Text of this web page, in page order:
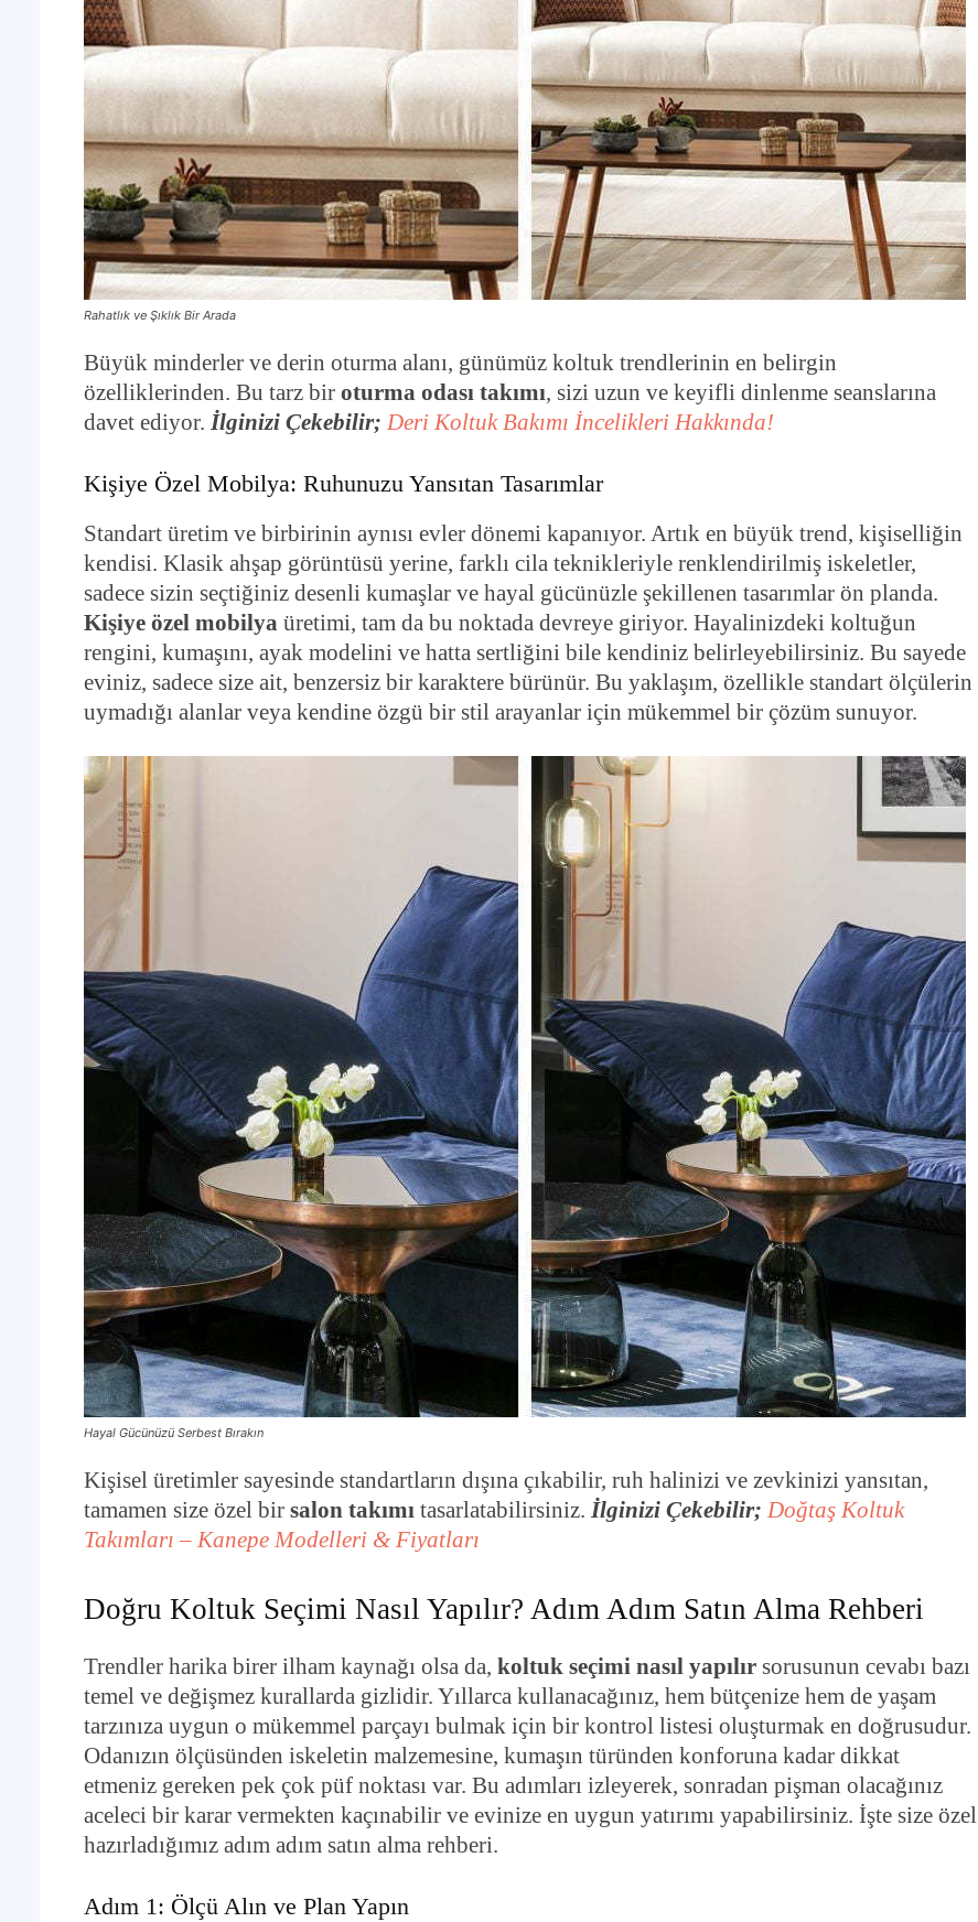
Rahatlık ve Şıklık Bir Arada
Büyük minderler ve derin oturma alanı, günümüz koltuk trendlerinin en belirgin
özelliklerinden. Bu tarz bir oturma odası takımı, sizi uzun ve keyifli dinlenme seanslarına
davet ediyor. İlginizi Çekebilir; Deri Koltuk Bakımı İncelikleri Hakkında!
Kişiye Özel Mobilya: Ruhunuzu Yansıtan Tasarımlar
Standart üretim ve birbirinin aynısı evler dönemi kapanıyor. Artık en büyük trend, kişiselliğin
kendisi. Klasik ahşap görüntüsü yerine, farklı cila teknikleriyle renklendirilmiş iskeletler,
sadece sizin seçtiğiniz desenli kumaşlar ve hayal gücünüzle şekillenen tasarımlar ön planda.
Kişiye özel mobilya üretimi, tam da bu noktada devreye giriyor. Hayalinizdeki koltuğun
rengini, kumaşını, ayak modelini ve hatta sertliğini bile kendiniz belirleyebilirsiniz. Bu sayede
eviniz, sadece size ait, benzersiz bir karaktere bürünür. Bu yaklaşım, özellikle standart ölçülerin
uymadığı alanlar veya kendine özgü bir stil arayanlar için mükemmel bir çözüm sunuyor.
Hayal Gücünüzü Serbest Bırakın
Kişisel üretimler sayesinde standartların dışına çıkabilir, ruh halinizi ve zevkinizi yansıtan,
tamamen size özel bir salon takımı tasarlatabilirsiniz. İlginizi Çekebilir; Doğtaş Koltuk
Takımları – Kanepe Modelleri & Fiyatları
Doğru Koltuk Seçimi Nasıl Yapılır? Adım Adım Satın Alma Rehberi
Trendler harika birer ilham kaynağı olsa da, koltuk seçimi nasıl yapılır sorusunun cevabı bazı
temel ve değişmez kurallarda gizlidir. Yıllarca kullanacağınız, hem bütçenize hem de yaşam
tarzınıza uygun o mükemmel parçayı bulmak için bir kontrol listesi oluşturmak en doğrusudur.
Odanızın ölçüsünden iskeletin malzemesine, kumaşın türünden konforuna kadar dikkat
etmeniz gereken pek çok püf noktası var. Bu adımları izleyerek, sonradan pişman olacağınız
aceleci bir karar vermekten kaçınabilir ve evinize en uygun yatırımı yapabilirsiniz. İşte size özel
hazırladığımız adım adım satın alma rehberi.
Adım 1: Ölçü Alın ve Plan Yapın